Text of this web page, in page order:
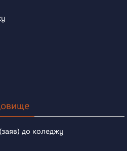
до коледжу